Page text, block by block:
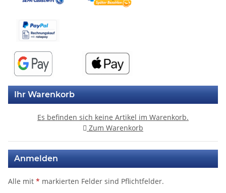
Ihr Warenkorb
Es befinden sich keine Artikel im Warenkorb.
Zum Warenkorb
Anmelden
Alle mit * markierten Felder sind Pflichtfelder.